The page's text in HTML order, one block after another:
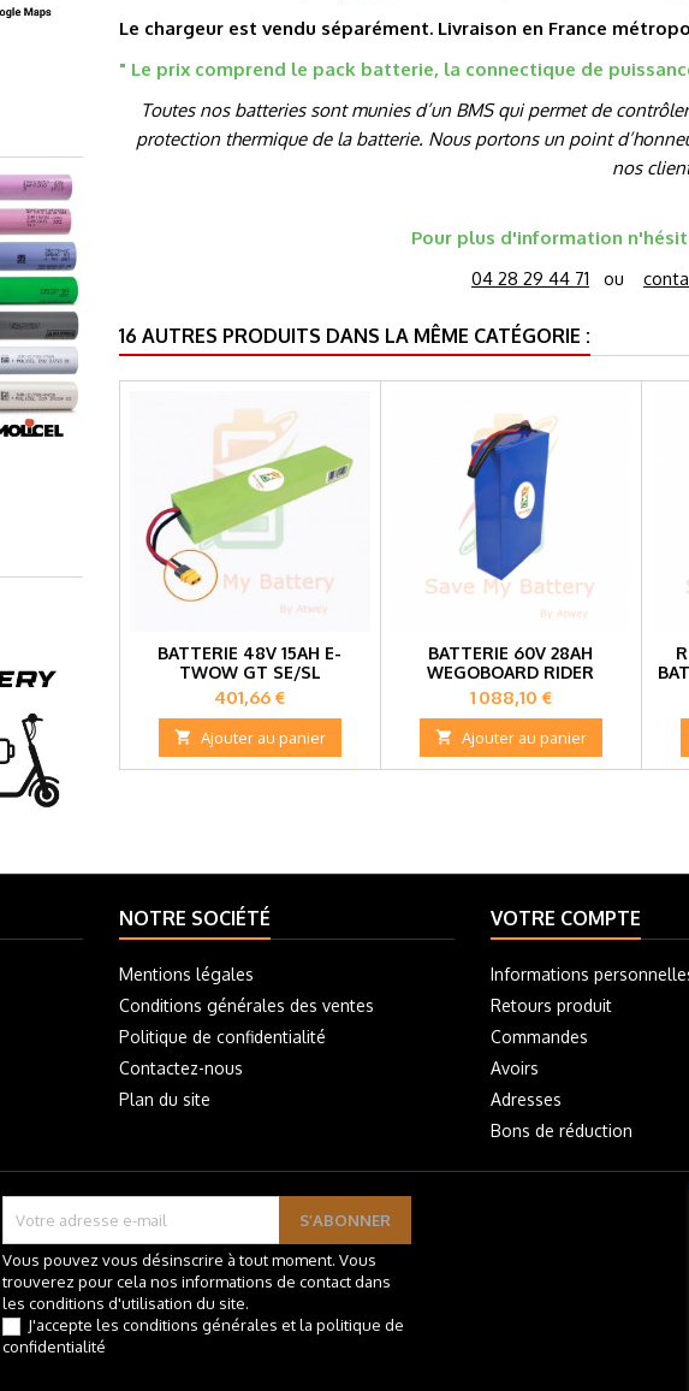
Le chargeur est vendu séparément. Livraison en France
" Le prix comprend le pack batterie, la connectique de
Toutes nos batteries sont munies d’un BMS qui permet de
protection thermique de la batterie. Nous portons un point
nos
Pour plus d'information
04 28 29 44 71 ou
16 AUTRES PRODUITS DANS LA MÊME CATÉGORIE :
BATTERIE 48V 15AH E-
TWOW GT SE/SL
Prix
401,66 €
 Ajouter au panier
BATTERIE 60V 28AH
WEGOBOARD RIDER
Prix
1 088,10 €
 Ajouter au panier
NOTRE SOCIÉTÉ
Mentions légales
Conditions générales des ventes
Politique de confidentialité
Contactez-nous
Plan du site
VOTRE COMPTE
Informations
Retours produit
Commandes
Avoirs
Adresses
Bons de réduction
Vous pouvez vous désinscrire à tout moment. Vous
trouverez pour cela nos informations de contact dans
les conditions d'utilisation du site.
J'accepte les conditions générales et la politique de
confidentialité